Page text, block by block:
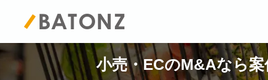
小売・ECのM&Aなら